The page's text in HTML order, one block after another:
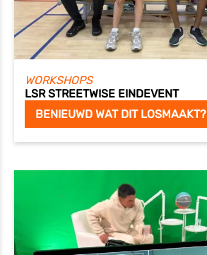
WORKSHOPS
LSR STREETWISE EINDEVENT
BENIEUWD WAT DIT LOSMAAKT?